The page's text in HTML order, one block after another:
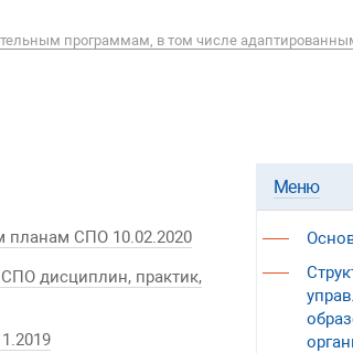
программам, в том числе
планам СПО 10.02.2020
дисциплин, практик,
Меню